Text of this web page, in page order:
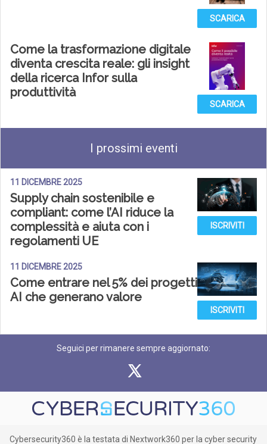
SCARICA
Come la trasformazione digitale
diventa crescita reale: gli insight
della ricerca Infor sulla
produttività
SCARICA
I prossimi eventi
11 DICEMBRE 2025
Supply chain sostenibile e
compliant: come l’AI riduce la
complessità e aiuta con i
regolamenti UE
ISCRIVITI
11 DICEMBRE 2025
Come entrare nel 5% dei progetti
AI che generano valore
ISCRIVITI
Seguici per rimanere sempre aggiornato:
Cybersecurity360 è la testata di Nextwork360 per la cyber security